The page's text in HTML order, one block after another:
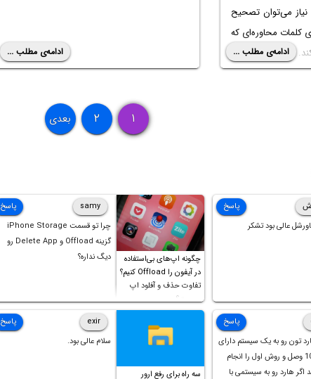
می‌توان تصحیح
کلمات محاوره‌ای که
در ادامه به روش
غیرفعال کردن Auto-Correction و Predictive
ادامه‌ی مطلب ... ادامه‌ی مطلب ...
۱ ۲ بعدی
عالی بود تشکر
پاسخ
چگونه اپ‌های بی‌استفاده
در آیفون را Offload کنیم؟
تفاوت حذف و آفلود اپ
چیست؟
samy
چرا تو قسمت iPhone Storage
گزینه Offload و Delete App رو
دیگ نداره؟
پاسخ
تون رو به یک سیستم دارای
ویندوز 10 وصل و روش اول را انجام
اگر هارد رو به سیستمی با
پاسخ
سه راه برای رفع ارور
exir
سلام عالی بود.
پاسخ